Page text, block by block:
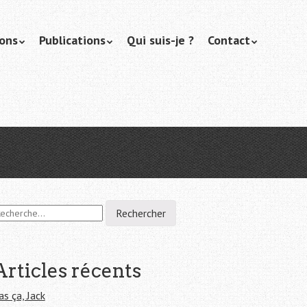
Publications Qui suis-je ? Contact
récents
ça, Jack